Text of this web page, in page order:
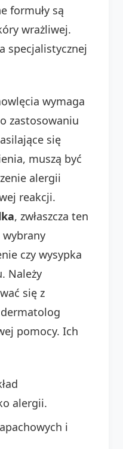
formuły są
wrażliwej.
specjalistycznej
wymaga
zastosowaniu
się
muszą być
alergii
reakcji.
, zwłaszcza ten
wybrany
czy wysypka
Należy
się z
pomocy. Ich
alergii.
i